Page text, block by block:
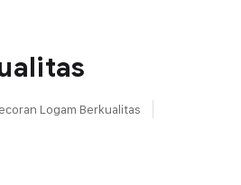
Logam Berkualitas